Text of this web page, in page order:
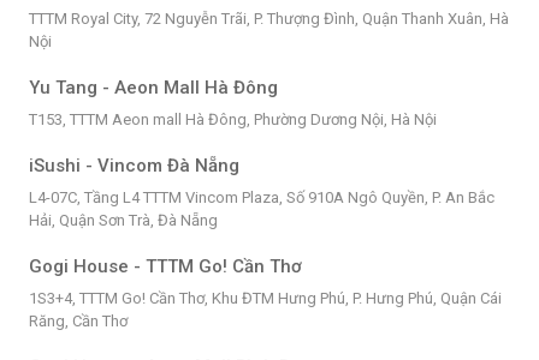
TTTM Royal City, 72 Nguyễn Trãi, P. Thượng Đình, Quận Thanh Xuân, Hà
Nội
Yu Tang - Aeon Mall Hà Đông
T153, TTTM Aeon mall Hà Đông, Phường Dương Nội, Hà Nội
iSushi - Vincom Đà Nẵng
L4-07C, Tầng L4 TTTM Vincom Plaza, Số 910A Ngô Quyền, P. An Bắc
Hải, Quận Sơn Trà, Đà Nẵng
Gogi House - TTTM Go! Cần Thơ
1S3+4, TTTM Go! Cần Thơ, Khu ĐTM Hưng Phú, P. Hưng Phú, Quận Cái
Răng, Cần Thơ